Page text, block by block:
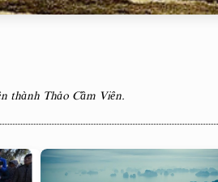
thành Thảo Cầm Viên.